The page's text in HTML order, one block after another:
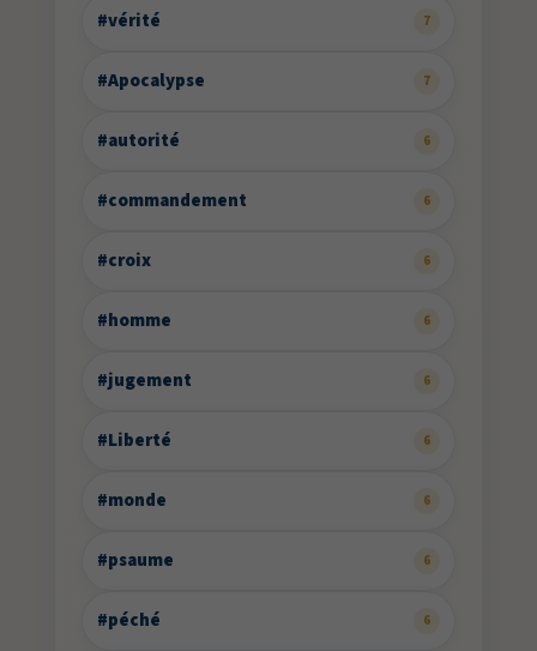
#vérité 7
#Apocalypse 7
#autorité 6
#commandement 6
#croix 6
#homme 6
#jugement 6
#Liberté 6
#monde 6
#psaume 6
#péché 6